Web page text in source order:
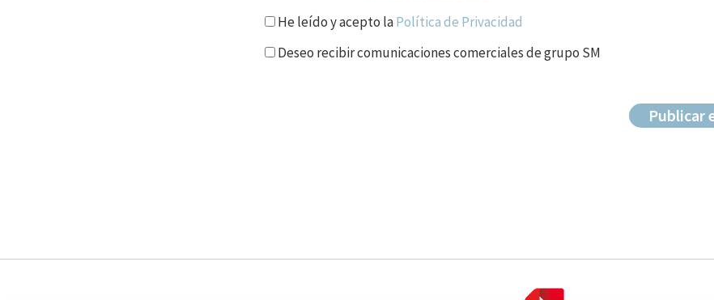
He leído y acepto laPolítica de Privacidad
Deseo recibir comunicaciones comerciales de grupo SM